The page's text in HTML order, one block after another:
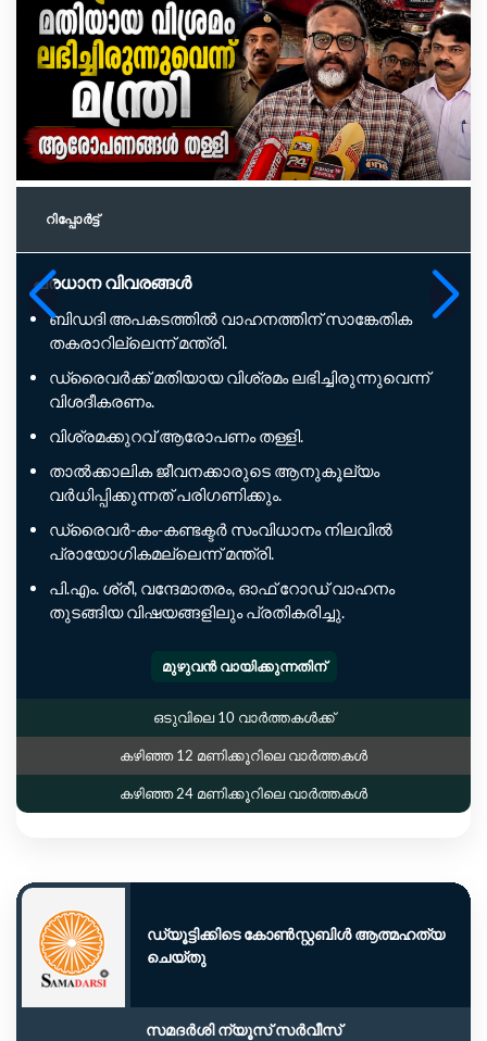
റിപ്പോര്‍ട്ട്
പ്രധാന വിവരങ്ങൾ
ബിഡദി അപകടത്തിൽ വാഹനത്തിന് സാങ്കേതിക
തകരാറില്ലെന്ന് മന്ത്രി.
ഡ്രൈവർക്ക് മതിയായ വിശ്രമം ലഭിച്ചിരുന്നുവെന്ന്
വിശദീകരണം.
വിശ്രമക്കുറവ് ആരോപണം തള്ളി.
താൽക്കാലിക ജീവനക്കാരുടെ ആനുകൂല്യം
വർധിപ്പിക്കുന്നത് പരിഗണിക്കും.
ഡ്രൈവർ-കം-കണ്ടക്ടർ സംവിധാനം നിലവിൽ
പ്രായോഗികമല്ലെന്ന് മന്ത്രി.
പി.എം. ശ്രീ, വന്ദേമാതരം, ഓഫ് റോഡ് വാഹനം
തുടങ്ങിയ വിഷയങ്ങളിലും പ്രതികരിച്ചു.
മുഴുവൻ വായിക്കുന്നതിന്
ഒടുവിലെ 10 വാർത്തകൾക്ക്
കഴിഞ്ഞ 12 മണിക്കൂറിലെ വാർത്തകൾ
കഴിഞ്ഞ 24 മണിക്കൂറിലെ വാർത്തകൾ
ഡ്യൂട്ടിക്കിടെ കോൺസ്റ്റബിൾ ആത്മഹത്യ
ചെയ്തു
സമദർശി ന്യൂസ് സർവീസ്